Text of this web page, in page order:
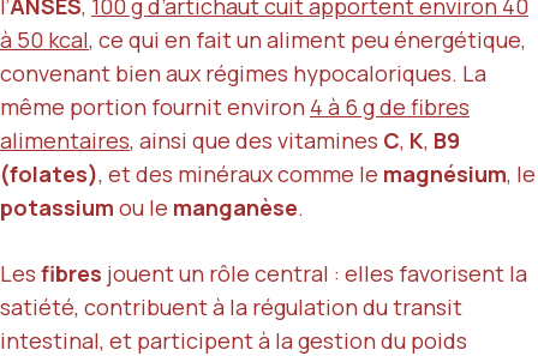
à 50 kcal, ce qui en fait un aliment peu énergétique,
convenant bien aux régimes hypocaloriques. La
même portion fournit environ 4 à 6 g de fibres
alimentaires, ainsi que des vitamines C, K, B9
(folates), et des minéraux comme le magnésium, le
potassium ou le manganèse.
Les fibres jouent un rôle central : elles favorisent la
satiété, contribuent à la régulation du transit
intestinal, et participent à la gestion du poids